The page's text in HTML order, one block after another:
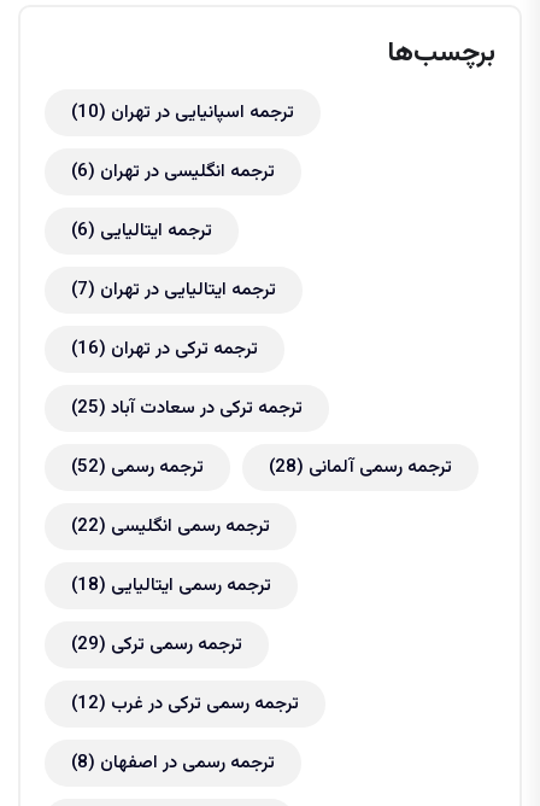
برچسب‌ها
ترجمه اسپانیایی در تهران (10)
ترجمه انگلیسی در تهران (6)
ترجمه ایتالیایی (6)
ترجمه ایتالیایی در تهران (7)
ترجمه ترکی در تهران (16)
ترجمه ترکی در سعادت آباد (25)
ترجمه رسمی (52) ترجمه رسمی آلمانی (28)
ترجمه رسمی انگلیسی (22)
ترجمه رسمی ایتالیایی (18)
ترجمه رسمی ترکی (29)
ترجمه رسمی ترکی در غرب (12)
ترجمه رسمی در اصفهان (8)